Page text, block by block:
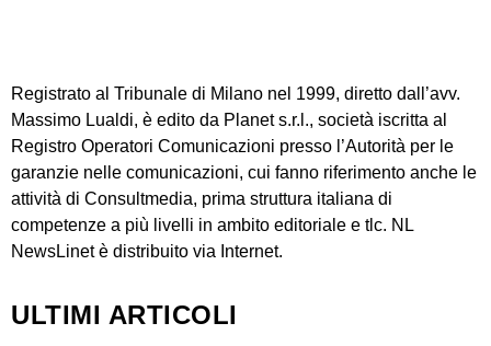
Registrato al Tribunale di Milano nel 1999, diretto dall’avv.
Massimo Lualdi, è edito da Planet s.r.l., società iscritta al
Registro Operatori Comunicazioni presso l’Autorità per le
garanzie nelle comunicazioni, cui fanno riferimento anche le
attività di Consultmedia, prima struttura italiana di
competenze a più livelli in ambito editoriale e tlc. NL
NewsLinet è distribuito via Internet.
ULTIMI ARTICOLI